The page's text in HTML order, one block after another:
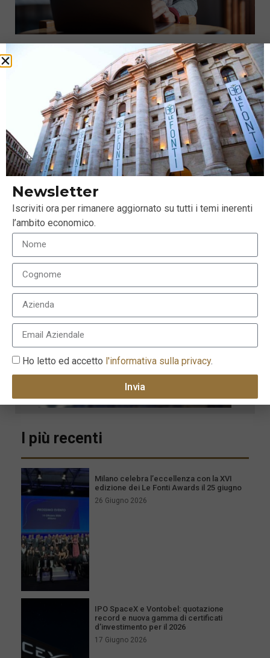
Il primo fondo pensione in Italia al 100% digitale
I più recenti
Milano celebra l’eccellenza con la XVI
edizione dei Le Fonti Awards il 25 giugno
26 Giugno 2026
IPO SpaceX e Vontobel: quotazione
record e nuova gamma di certificati
d’investimento per il 2026
17 Giugno 2026
Newsletter
Iscriviti ora per rimanere aggiornato su tutti i temi inerenti
l’ambito economico.
Ho letto ed accetto l'informativa sulla privacy.
Invia